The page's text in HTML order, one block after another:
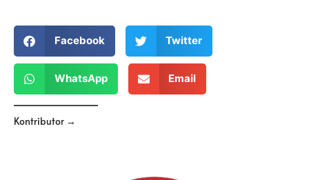
Facebook Twitter
WhatsApp Email
Kontributor →